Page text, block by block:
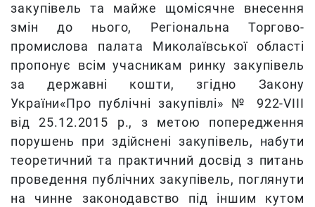
закупівель та майже щомісячне внесення
змін до нього, Регіональна Торгово-
промислова палата Миколаївської області
пропонує всім учасникам ринку закупівель
за державні кошти, згідно Закону
України«Про публічні закупівлі» № 922-VIII
від 25.12.2015 р., з метою попередження
порушень при здійснені закупівель, набути
теоретичний та практичний досвід з питань
проведення публічних закупівель, поглянути
на чинне законодавство під іншим кутом